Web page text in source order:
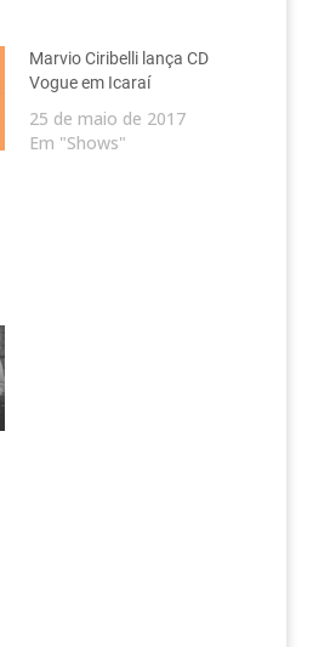
Marvio Ciribelli lança CD
Vogue em Icaraí
25 de maio de 2017
Em "Shows"